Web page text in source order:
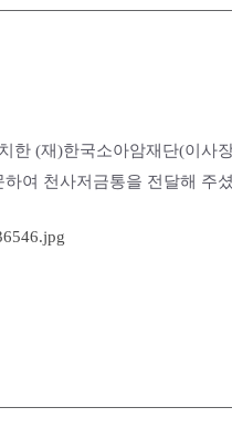
한 (재)한국소아암재단(이사
여 천사저금통을 전달해 주